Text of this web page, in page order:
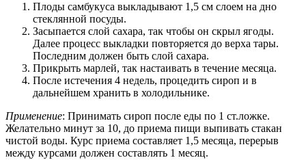
Плоды самбукуса выкладывают 1,5 см слоем на дно
стеклянной посуды.
Засыпается слой сахара, так чтобы он скрыл ягоды.
Далее процесс выкладки повторяется до верха тары.
Последним должен быть слой сахара.
Прикрыть марлей, так настаивать в течение месяца.
После истечения 4 недель, процедить сироп и в
дальнейшем хранить в холодильнике.
Применение: Принимать сироп после еды по 1 ст.ложке.
Желательно минут за 10, до приема пищи выпивать стакан
чистой воды. Курс приема составляет 1,5 месяца, перерыв
между курсами должен составлять 1 месяц.